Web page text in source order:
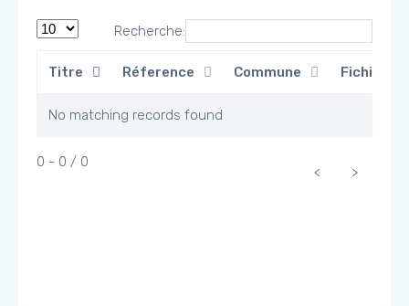
Recherche:
Titre Réference Commune Fichier
No matching records found
0 - 0 / 0
< >